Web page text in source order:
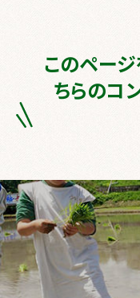
このペー
ちらのコ